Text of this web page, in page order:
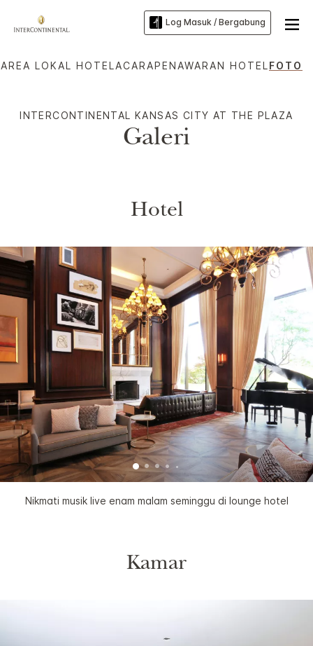
Log Masuk / Bergabung
AREA LOKAL HOTELACARAPENAWARAN HOTEL FOTO
INTERCONTINENTAL KANSAS CITY AT THE PLAZA
Galeri
Hotel
Nikmati musik live enam malam seminggu di lounge hotel
Kamar